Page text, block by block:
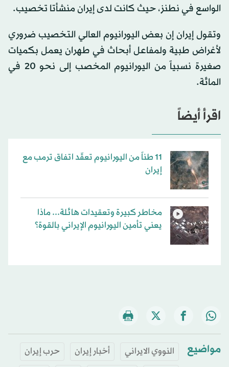
الواسع في نطنز، حيث كانت لدى إيران منشأتا تخصيب.
وتقول إيران إن بعض اليورانيوم العالي التخصيب ضروري
لأغراض طبية ولمفاعل أبحاث في طهران يعمل بكميات
صغيرة نسبياً من اليورانيوم المخصب إلى نحو 20 في
المائة.
اقرأ أيضاً
11 طناً من اليورانيوم تعقّد اتفاق ترمب مع
إيران
مخاطر كبيرة وتعقيدات هائلة... ماذا
يعني تأمين اليورانيوم الإيراني بالقوة؟
مواضيع النووي الايراني أخبار إيران
حرب إيران